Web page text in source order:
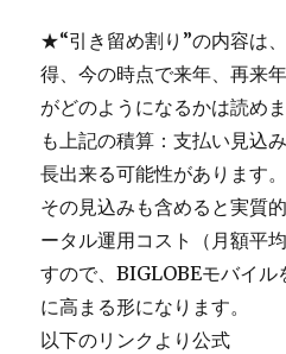
★“引き留め割り”の内容は
得、今の時点で来年、再来
がどのようになるかは読め
も上記の積算：支払い見込
長出来る可能性があります。
その見込みも含めると実質
ータル運用コスト（月額平
すので、BIGLOBEモバイル
に高まる形になります。
以下のリンクより公式